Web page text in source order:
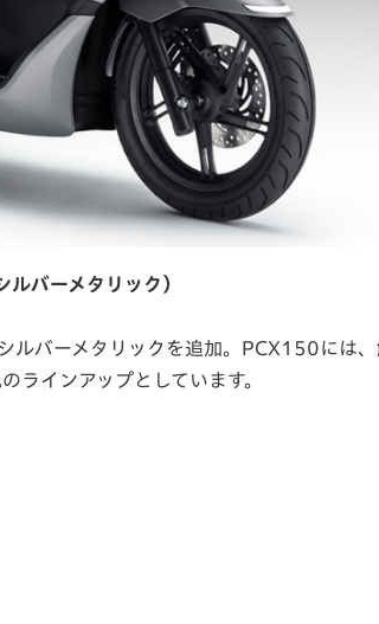
バーメタリック）
バーメタリックを追加。PCX150には、
ラインアップとしています。